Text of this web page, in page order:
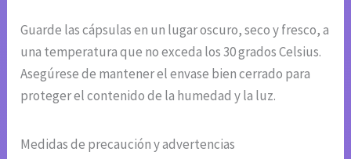
Guarde las cápsulas en un lugar oscuro, seco y fresco, a
una temperatura que no exceda los 30 grados Celsius.
Asegúrese de mantener el envase bien cerrado para
proteger el contenido de la humedad y la luz.
Medidas de precaución y advertencias